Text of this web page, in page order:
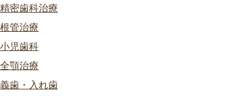
精密歯科治療
根管治療
小児歯科
全顎治療
義歯・入れ歯